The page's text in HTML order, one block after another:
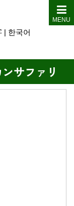
MENU
| 한국어
サファリ